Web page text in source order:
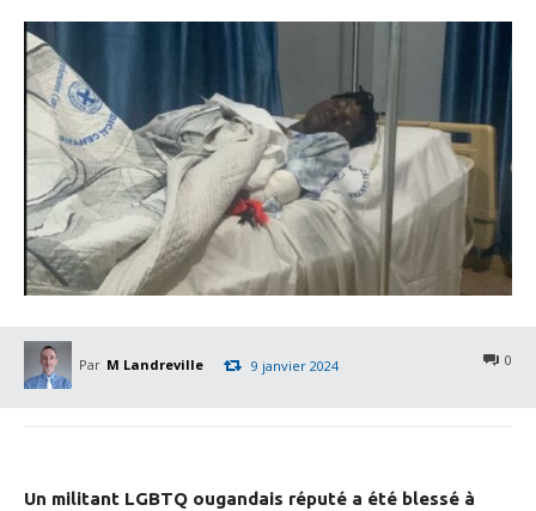
Par M Landreville 0
9 janvier 2024
Un militant LGBTQ ougandais réputé a été blessé à